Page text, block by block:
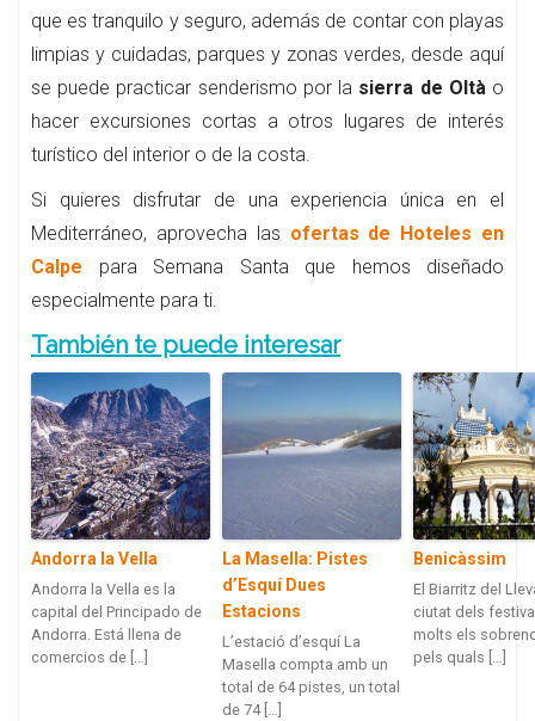
que es tranquilo y seguro, además de contar con playas
limpias y cuidadas, parques y zonas verdes, desde aquí
se puede practicar senderismo por la sierra de Oltào
hacer excursiones cortas a otros lugares de interés
turístico del interior o de la costa.
Si quieres disfrutar de una experiencia única en el
Mediterráneo, aprovecha las ofertas de Hoteles en
Calpe para Semana Santa que hemos diseñado
especialmente para ti.
También te puede interesar
Andorra la Vella
Andorra la Vella es la
capital del Principado de
Andorra. Está llena de
comercios de […]
La Masella: Pistes
d’Esquí Dues
Estacions
L’estació d’esquí La
Masella compta amb un
total de 64 pistes, un total
de 74 […]
Benicàssim
El Biarritz del
ciutat dels
molts els
pels quals […]